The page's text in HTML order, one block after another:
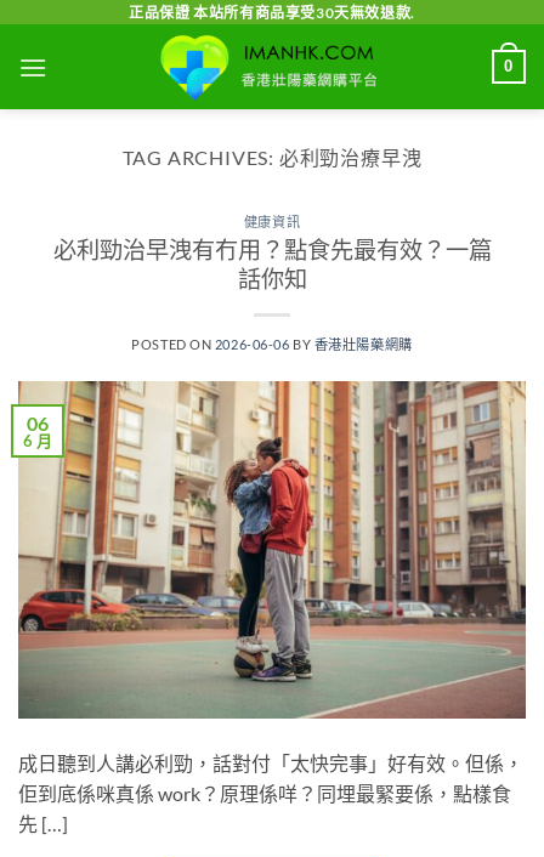
content
正品保證 本站所有商品享受30天無效退款.
0
TAG ARCHIVES: 必利勁治療早洩
健康資訊
必利勁治早洩有冇用？點食先最有效？一篇
話你知
POSTED ON 2026-06-06 BY 香港壯陽藥網購
06
6 月
成日聽到人講必利勁，話對付「太快完事」好有效。但係，
佢到底係咪真係 work？原理係咩？同埋最緊要係，點樣食
先 […]